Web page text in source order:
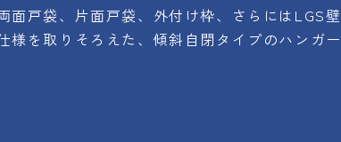
面戸袋、片面戸袋、外付け枠、さらにはLGS壁
様を取りそろえた、傾斜自閉タイプのハンガー